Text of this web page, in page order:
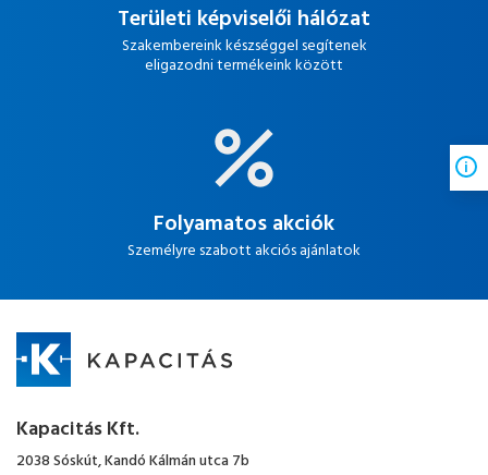
Területi képviselői hálózat
Szakembereink készséggel segítenek
eligazodni termékeink között
Folyamatos akciók
Személyre szabott akciós ajánlatok
Kapacitás Kft.
2038 Sóskút, Kandó Kálmán utca 7b